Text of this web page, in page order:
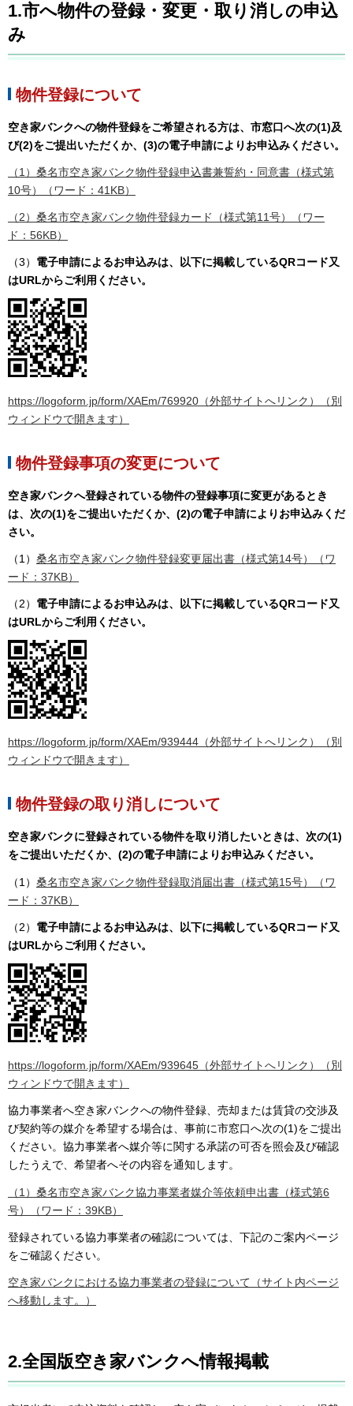
1.市へ物件の登録・変更・取り消しの申込
み
物件登録について
空き家バンクへの物件登録をご希望される方は、市窓口へ次の(1)及
び(2)をご提出いただくか、(3)の電子申請によりお申込みください。
（1）桑名市空き家バンク物件登録申込書兼誓約・同意書（様式第
10号）（ワード：41KB）
（2）桑名市空き家バンク物件登録カード（様式第11号）（ワー
ド：56KB）
（3） 電子申請によるお申込みは、以下に掲載しているQRコード又
はURLからご利用ください。
https://logoform.jp/form/XAEm/769920（外部サイトへリンク）（別
ウィンドウで開きます）
物件登録事項の変更について
空き家バンクへ登録されている物件の登録事項に変更があるとき
は、次の(1)をご提出いただくか、(2)の電子申請によりお申込みくだ
さい。
（1） 桑名市空き家バンク物件登録変更届出書（様式第14号）（ワ
ード：37KB）
（2） 電子申請によるお申込みは、以下に掲載しているQRコード又
はURLからご利用ください。
https://logoform.jp/form/XAEm/939444（外部サイトへリンク）（別
ウィンドウで開きます）
物件登録の取り消しについて
空き家バンクに登録されている物件を取り消したいときは、次の(1)
をご提出いただくか、(2)の電子申請によりお申込みください。
（1） 桑名市空き家バンク物件登録取消届出書（様式第15号）（ワ
ード：37KB）
（2） 電子申請によるお申込みは、以下に掲載しているQRコード又
はURLからご利用ください。
https://logoform.jp/form/XAEm/939645（外部サイトへリンク）（別
ウィンドウで開きます）
協力事業者へ空き家バンクへの物件登録、売却または賃貸の交渉及
び契約等の媒介を希望する場合は、事前に市窓口へ次の(1)をご提出
ください。協力事業者へ媒介等に関する承諾の可否を照会及び確認
したうえで、希望者へその内容を通知します。
（1）桑名市空き家バンク協力事業者媒介等依頼申出書（様式第6
号）（ワード：39KB）
登録されている協力事業者の確認については、下記のご案内ページ
をご確認ください。
空き家バンクにおける協力事業者の登録について（サイト内ページ
へ移動します。）
2.全国版空き家バンクへ情報掲載